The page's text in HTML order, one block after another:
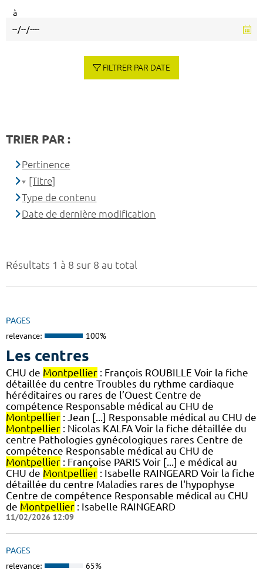
Résultats 1 à 8 sur 8 au total
PAGES
relevance: 100%
Les centres
CHU de Montpellier : François ROUBILLE Voir la fiche
détaillée du centre Troubles du rythme cardiaque
héréditaires ou rares de l’Ouest Centre de
compétence Responsable médical au CHU de
Montpellier : Jean [...] Responsable médical au CHU de
Montpellier : Nicolas KALFA Voir la fiche détaillée du
centre Pathologies gynécologiques rares Centre de
compétence Responsable médical au CHU de
Montpellier : Françoise PARIS Voir [...] e médical au
CHU de Montpellier : Isabelle RAINGEARD Voir la fiche
détaillée du centre Maladies rares de l'hypophyse
Centre de compétence Responsable médical au CHU
de Montpellier : Isabelle RAINGEARD
11/02/2026 12:09
PAGES
relevance: 65%
à
FILTRER PAR DATE
TRIER PAR :
Pertinence
[Titre]
Type de contenu
Date de dernière modification